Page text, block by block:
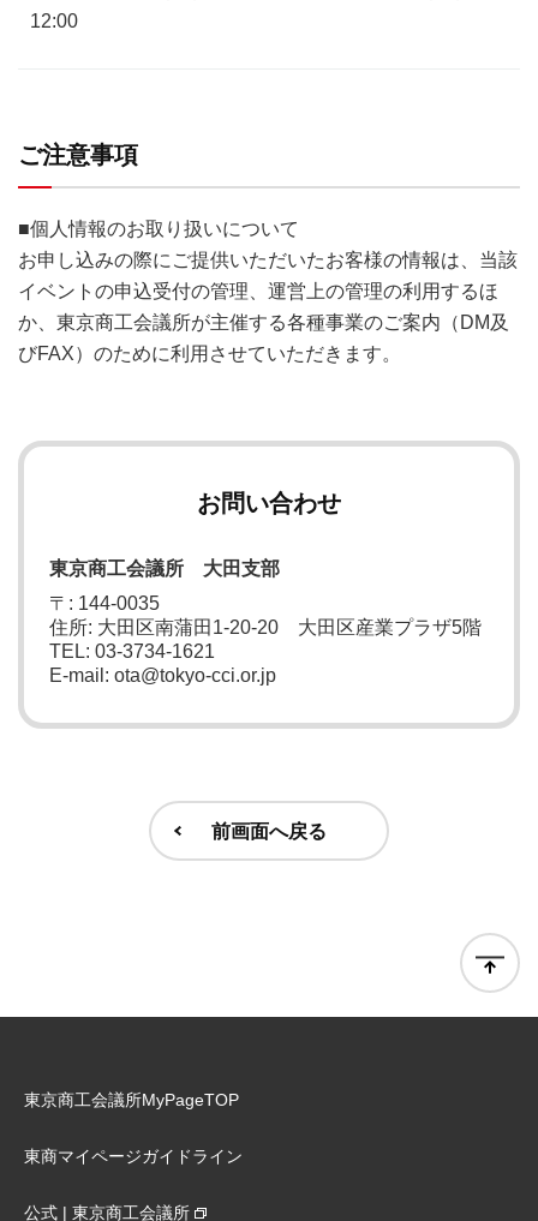
12:00
ご注意事項
■個人情報のお取り扱いについて
お申し込みの際にご提供いただいたお客様の情報は、当該
イベントの申込受付の管理、運営上の管理の利用するほ
か、東京商工会議所が主催する各種事業のご案内（DM及
びFAX）のために利用させていただきます。
お問い合わせ
東京商工会議所 大田支部
〒: 144-0035
住所: 大田区南蒲田1-20-20 大田区産業プラザ5階
TEL: 03-3734-1621
E-mail: ota@tokyo-cci.or.jp
前画面へ戻る
東京商工会議所MyPageTOP
東商マイページガイドライン
公式 | 東京商工会議所